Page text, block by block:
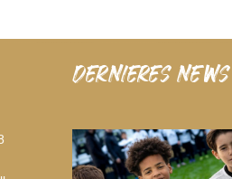
dernieres news